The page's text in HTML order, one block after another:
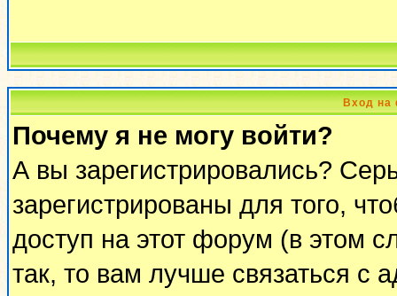
Вход на
Почему я не могу войти?
А вы зарегистрировались?
зарегистрированы для того,
доступ на этот форум (в этом
так, то вам лучше связаться с